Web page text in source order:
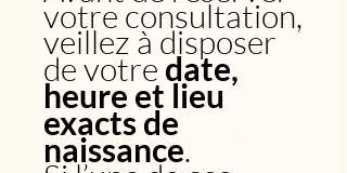
votre consultation,
veillez à disposer
de votre date,
heure et lieu
exacts de
naissance.